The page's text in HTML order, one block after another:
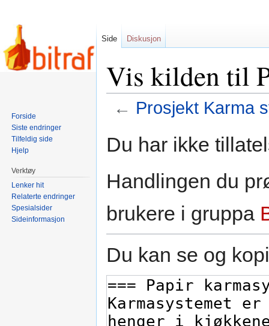
Vis kilden til
← Prosjekt Karma
Du har ikke
Handlingen du
brukere i gruppa
Du kan se og
Side Diskusjon
Forside
Siste endringer
Tilfeldig side
Hjelp
Verktøy
Lenker hit
Relaterte endringer
Spesialsider
Sideinformasjon